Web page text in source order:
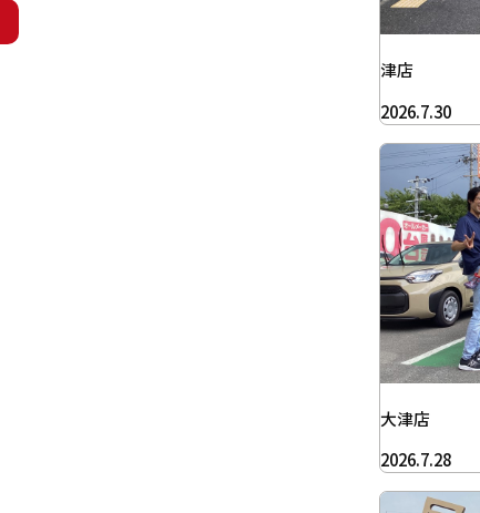
津店
2026.7.30
大津店
2026.7.28